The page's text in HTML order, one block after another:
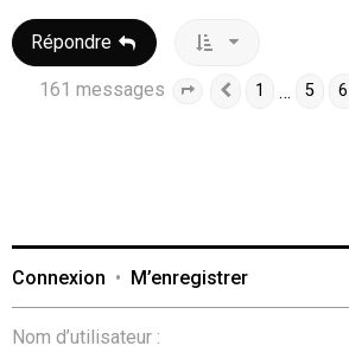
Répondre
161 messages Page sur9
Précédente
1 … 5 6
Connexion • M’enregistrer
Nom d’utilisateur :